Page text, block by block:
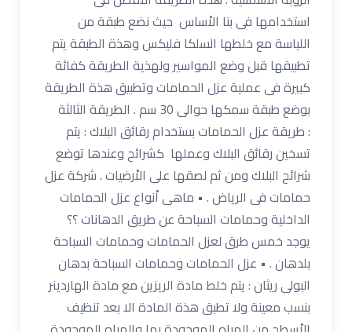
استخدامها فى بنا الاْساس حيث نضع طبقة من
اللياسة مع خلطها السلكا فليكس وهذة الطبقة يتم
تطبيقها قبل وضع المواسير ولهذية الطريقة كفائة
كبيرة فى عملية عزل الحمامات وتطبيق هذة الطريقة
بوضع طبقة سمكها حوالى 30 سم . الطريقة الثالثة
: طريقة عزل الحمامات بستخدام رقائق البلاك : يتم
تسخين رقائق البلاك وعملها كشرائح وعندها توضع
شرائح البلاك ومن ثم لصقها على الاْرضيات . شركة عزل
حمامات فى الرياض . • ماهى اْنواع عزل الحمامات
الداخلية وحمامات السباحة عن طريق الدهانات ؟؟
يوجد خمس طرق لعزل الحمامات وحمامات السباحة
بلدهان . • عزل الحمامات وحمامات السباحة بدهان
البولى ريثان : يتم خلط مادة الريزين مع مادة الهاردينر
بنسب معينة ولا تطبق هذة المادة الا بعد تنظيف